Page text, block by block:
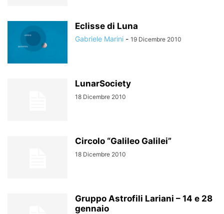
Eclisse di Luna
Gabriele Marini - 19 Dicembre 2010
LunarSociety
18 Dicembre 2010
Circolo “Galileo Galilei”
18 Dicembre 2010
Gruppo Astrofili Lariani – 14 e 28
gennaio